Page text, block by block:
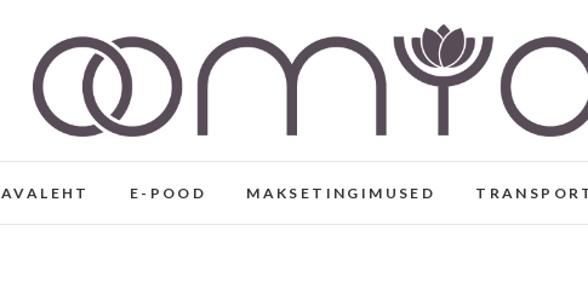
Eesti disaini- ja
AVALEHT E-POOD MAKSETINGIMUSED